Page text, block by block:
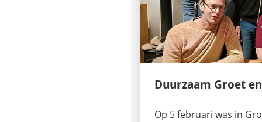
Duurzaam Groet
Op 5 februari was in